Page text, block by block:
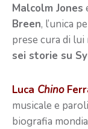
Malcolm Jones
Breen, l’unica
prese cura di
sei storie su
Luca Chino
musicale e
biografia